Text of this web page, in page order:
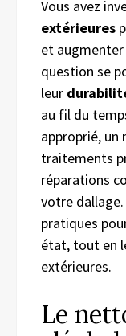
Vous avez
extérieures
et
question se
leur
au fil du
approprié,
traitements
réparations
votre dallage.
pratiques
état, tout en
extérieures.
Le